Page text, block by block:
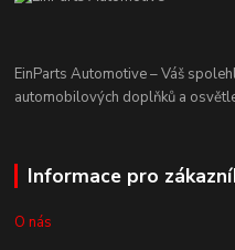
EinParts Automotive – Váš
automobilových doplňků a
Informace pro
O nás